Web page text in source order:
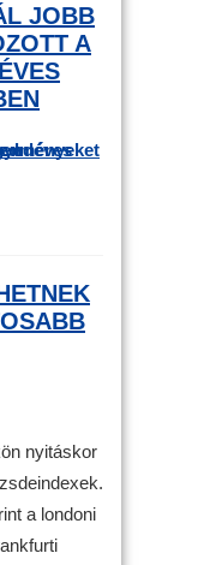
JOBB
A
nyitáskor
a londoni